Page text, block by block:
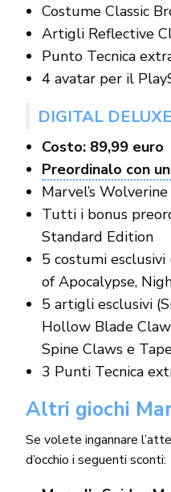
Costume Classic
Artigli Reflective
Punto Tecnica
4 avatar per il
DIGITAL
Costo: 89,99 euro
Preordinalo con
Marvel’s
Tutti i bonus
Standard Edition
5 costumi esclusivi
of Apocalypse,
5 artigli esclusivi
Hollow Blade
Spine Claws e
3 Punti Tecnica
Altri giochi
Se volete ingannare
d’occhio i seguenti sconti: